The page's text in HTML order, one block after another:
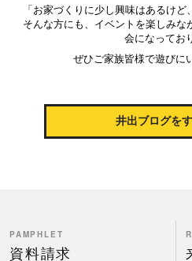
「お家づくりに少し興味はあるけ
そんな方にも、イベントを楽しみ
会になってお
ぜひご家族皆様で遊びに
井出ブログを
PAMPHLET
資料請求